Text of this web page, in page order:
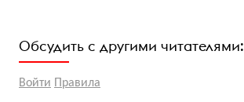
Обсудить с другими читателями:
Войти Правила